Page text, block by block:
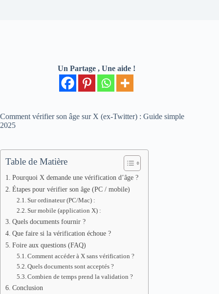
Un Partage , Une aide !
Comment vérifier son âge sur X (ex-Twitter) : Guide simple
2025
Table de Matière
Pourquoi X demande une vérification d’âge ?
Étapes pour vérifier son âge (PC / mobile)
Sur ordinateur (PC/Mac) :
Sur mobile (application X) :
Quels documents fournir ?
Que faire si la vérification échoue ?
Foire aux questions (FAQ)
Comment accéder à X sans vérification ?
Quels documents sont acceptés ?
Combien de temps prend la validation ?
Conclusion